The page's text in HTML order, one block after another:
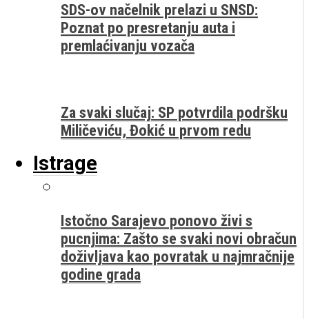
SDS-ov načelnik prelazi u SNSD:
Poznat po presretanju auta i
premlaćivanju vozača
Za svaki slučaj: SP potvrdila podršku
Miličeviću, Đokić u prvom redu
Istrage
Istočno Sarajevo ponovo živi s
pucnjima: Zašto se svaki novi obračun
doživljava kao povratak u najmračnije
godine grada